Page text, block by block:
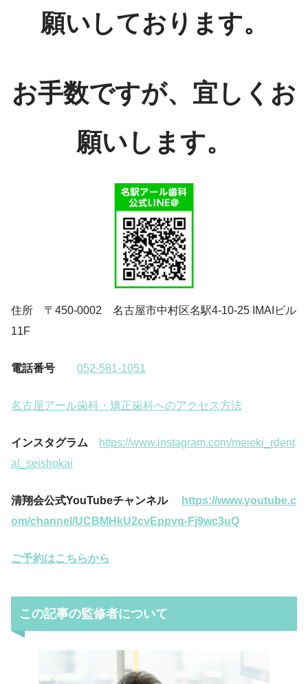
願いしております。
お手数ですが、宜しくお
願いします。
住所 〒450-0002 名古屋市中村区名駅4-10-25 IMAIビル
11F
電話番号 052-581-1051
名古屋アール歯科・矯正歯科へのアクセス方法
インスタグラム
https://www.instagram.com/meieki_rdent
al_seishokai
清翔会公式YouTubeチャンネル
https://www.youtube.c
om/channel/UCBMHkU2cvEppvq-Fj9wc3uQ
ご予約はこちらから
この記事の監修者について